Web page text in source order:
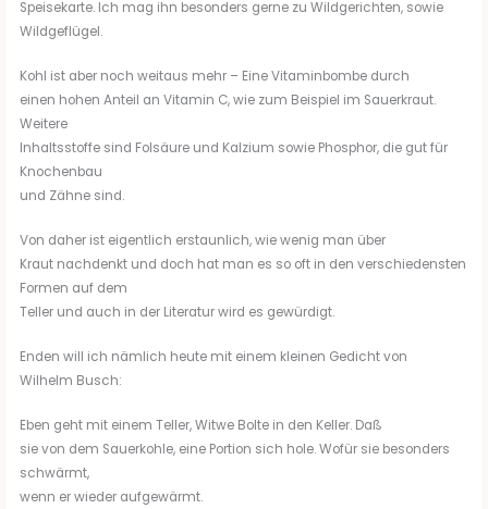
Speisekarte. Ich mag ihn besonders gerne zu Wildgerichten, sowie
Wildgeflügel.
Kohl ist aber noch weitaus mehr – Eine Vitaminbombe durch
einen hohen Anteil an Vitamin C, wie zum Beispiel im Sauerkraut.
Weitere
Inhaltsstoffe sind Folsäure und Kalzium sowie Phosphor, die gut für
Knochenbau
und Zähne sind.
Von daher ist eigentlich erstaunlich, wie wenig man über
Kraut nachdenkt und doch hat man es so oft in den verschiedensten
Formen auf dem
Teller und auch in der Literatur wird es gewürdigt.
Enden will ich nämlich heute mit einem kleinen Gedicht von
Wilhelm Busch:
Eben geht mit einem Teller, Witwe Bolte in den Keller. Daß
sie von dem Sauerkohle, eine Portion sich hole. Wofür sie besonders
schwärmt,
wenn er wieder aufgewärmt.